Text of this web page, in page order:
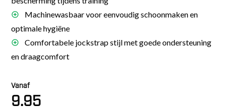
Machinewasbaar voor eenvoudig schoonmaken en
optimale hygiëne
Comfortabele jockstrap stijl met goede ondersteuning
en draagcomfort
Vanaf
9.95